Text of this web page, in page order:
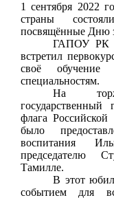
1 сентября 2022
страны
посвящённые Дню
ГАПОУ РК
встретил
своё
специальностям.
На
государственный
флага
было
воспитания
председателю
Тамилле.
В этот
событием для